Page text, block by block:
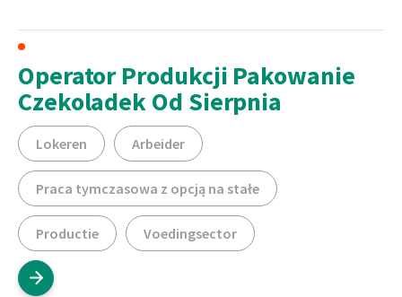
Operator Produkcji Pakowanie
Czekoladek Od Sierpnia
Lokeren Arbeider
Praca tymczasowa z opcją na stałe
Productie Voedingsector